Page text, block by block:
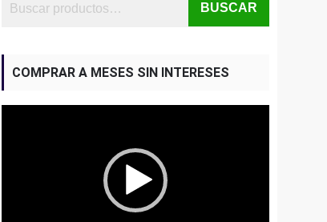
BUSCAR
COMPRAR A MESES SIN INTERESES